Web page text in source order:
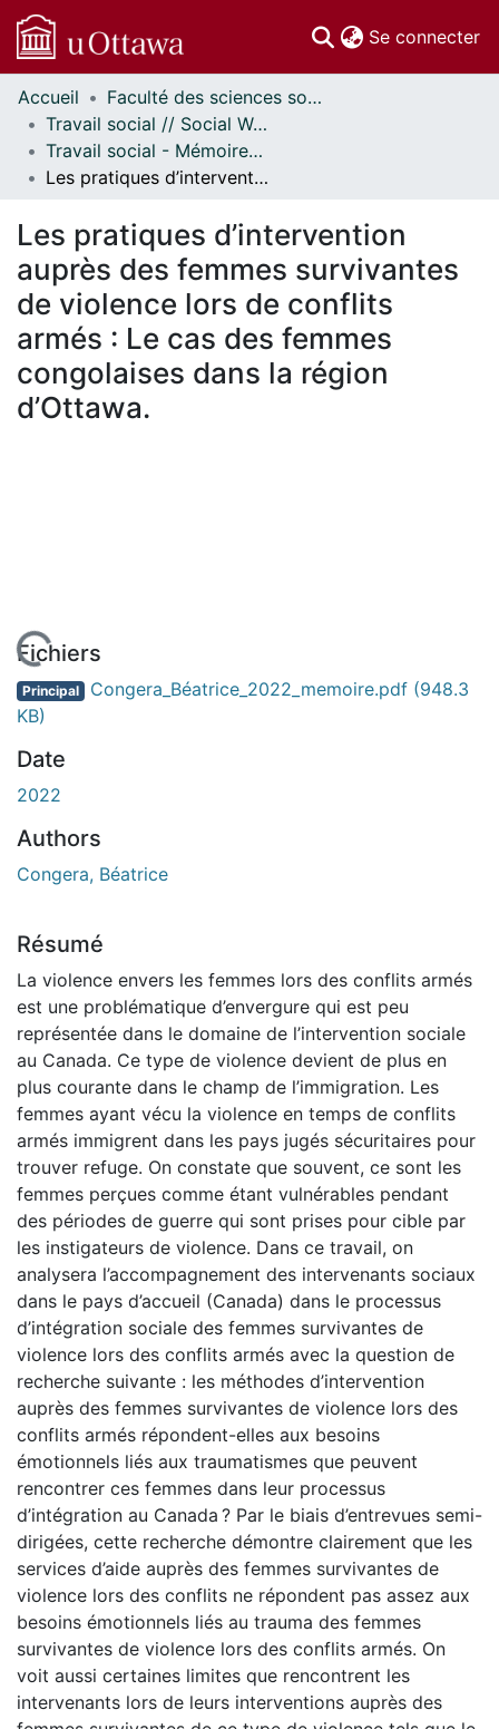
Se connecter
Communautés
et collections
Parcourir
Statistiques
À propos
Accueil
Faculté des sciences sociales // Faculty of Social Sciences
Travail social // Social Work
Travail social - Mémoires // Social Work - Research Papers
Les pratiques d’intervention auprès des femmes survivantes de violence lors de conflits armés : Le cas des femmes congolaises dans la région d’Ottawa.
Les pratiques d’intervention
auprès des femmes survivantes
de violence lors de conflits
armés : Le cas des femmes
congolaises dans la région
d’Ottawa.
Fichiers
Principal Congera_Béatrice_2022_memoire.pdf (948.3
KB)
Date
2022
Authors
Congera, Béatrice
Résumé
La violence envers les femmes lors des conflits armés
est une problématique d’envergure qui est peu
représentée dans le domaine de l’intervention sociale
au Canada. Ce type de violence devient de plus en
plus courante dans le champ de l’immigration. Les
femmes ayant vécu la violence en temps de conflits
armés immigrent dans les pays jugés sécuritaires pour
trouver refuge. On constate que souvent, ce sont les
femmes perçues comme étant vulnérables pendant
des périodes de guerre qui sont prises pour cible par
les instigateurs de violence. Dans ce travail, on
analysera l’accompagnement des intervenants sociaux
dans le pays d’accueil (Canada) dans le processus
d’intégration sociale des femmes survivantes de
violence lors des conflits armés avec la question de
recherche suivante : les méthodes d’intervention
auprès des femmes survivantes de violence lors des
conflits armés répondent-elles aux besoins
émotionnels liés aux traumatismes que peuvent
rencontrer ces femmes dans leur processus
d’intégration au Canada ? Par le biais d’entrevues semi-
dirigées, cette recherche démontre clairement que les
services d’aide auprès des femmes survivantes de
violence lors des conflits ne répondent pas assez aux
besoins émotionnels liés au trauma des femmes
survivantes de violence lors des conflits armés. On
voit aussi certaines limites que rencontrent les
intervenants lors de leurs interventions auprès des